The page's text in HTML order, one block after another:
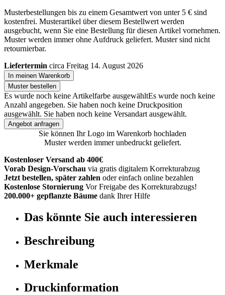
Musterbestellungen bis zu einem Gesamtwert von unter 5 € sind
kostenfrei. Musterartikel über diesem Bestellwert werden
ausgebucht, wenn Sie eine Bestellung für diesen Artikel vornehmen.
Muster werden immer ohne Aufdruck geliefert. Muster sind nicht
retournierbar.
Liefertermin circa Freitag 14. August 2026
In meinen Warenkorb
Muster bestellen
Es wurde noch keine Artikelfarbe ausgewähltEs wurde noch keine
Anzahl angegeben. Sie haben noch keine Druckposition
ausgewählt. Sie haben noch keine Versandart ausgewählt.
Angebot anfragen
Sie können Ihr Logo im Warenkorb hochladen
Muster werden immer unbedruckt geliefert.
Kostenloser Versand ab 400€
Vorab Design-Vorschau via gratis digitalem Korrekturabzug
Jetzt bestellen, später zahlen oder einfach online bezahlen
Kostenlose Stornierung Vor Freigabe des Korrekturabzugs!
200.000+ gepflanzte Bäume dank Ihrer Hilfe
Das könnte Sie auch interessieren
Beschreibung
Merkmale
Druckinformation